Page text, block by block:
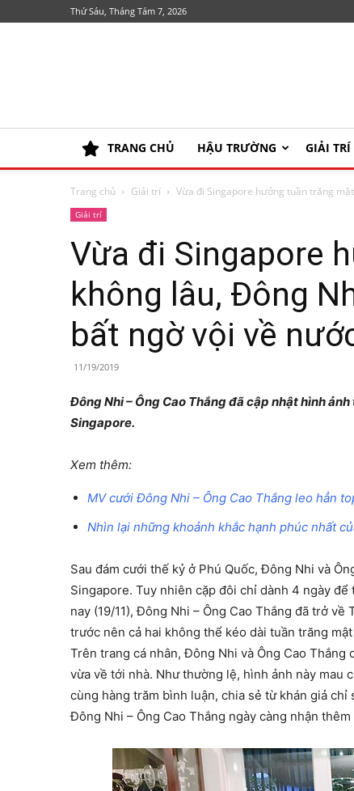
Thứ Sáu, Tháng Tám 7, 2026
TRANG CHỦ HẬU TRƯỜNG GIẢI TRÍ
Trang chủ Giải trí Vừa đi Singapore hưởng tuần trăng
Giải trí
Vừa đi Singapore
không lâu, Đông
bất ngờ vội về
11/19/2019
Đông Nhi – Ông Cao Thắng đã cập nhật hình
Singapore.
Xem thêm:
MV cưới Đông Nhi – Ông Cao Thắng leo hẳn
Nhìn lại những khoảnh khắc hạnh phúc nhất
Sau đám cưới thế kỷ ở Phú Quốc, Đông Nhi và
Singapore. Tuy nhiên cặp đôi chỉ dành 4 ngày
nay (19/11), Đông Nhi – Ông Cao Thắng đã trở
trước nên cả hai không thể kéo dài tuần trăng
Trên trang cá nhân, Đông Nhi và Ông Cao
vừa về tới nhà. Như thường lệ, hình ảnh này mau
cùng hàng trăm bình luận, chia sẻ từ khán giả
Đông Nhi – Ông Cao Thắng ngày càng nhận